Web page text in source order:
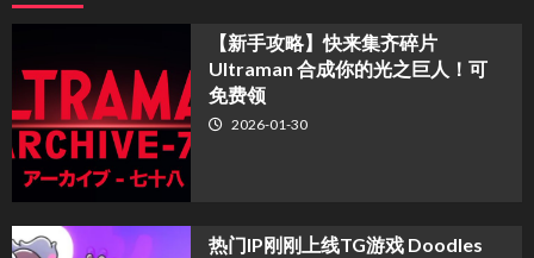
【新手攻略】快来集齐碎片
Ultraman 合成你的光之巨人！可
免费领
2026-01-30
热门IP刚刚上线TG游戏 Doodles